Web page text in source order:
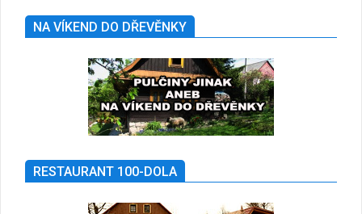
NA VÍKEND DO DŘEVĚNKY
RESTAURANT 100-DOLA